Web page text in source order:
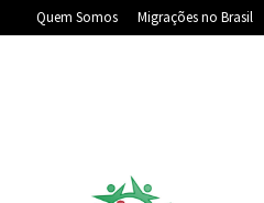
Quem Somos Migrações no Brasil